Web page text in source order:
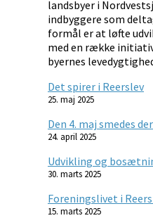
landsbyer i
indbyggere som
formål er at løfte
med en række
byernes
Det spirer i Reerslev
25. maj 2025
Den 4. maj smedes
24. april 2025
Udvikling og
30. marts 2025
Foreningslivet i
15. marts 2025